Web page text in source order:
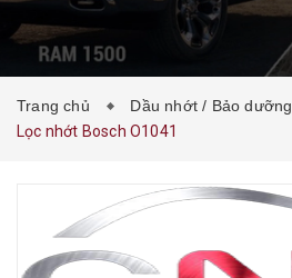
Trang chủ
Dầu nhớt / Bảo dưỡng
Lọc nhớt Bosch O1041